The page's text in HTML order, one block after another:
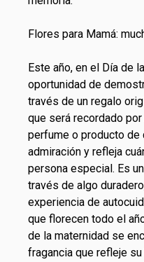
Flores para Mamá:
Este año, en el Día de
oportunidad de
través de un regalo
que será recordado
perfume o producto de
admiración y refleja
persona especial. Es
través de algo
experiencia de
que florecen todo el
de la maternidad se
fragancia que refleje